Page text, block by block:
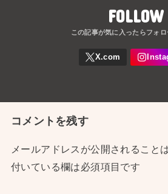
FOLLOW
コメントを残す
メールアドレスが公開されること
付いている欄は必須項目です